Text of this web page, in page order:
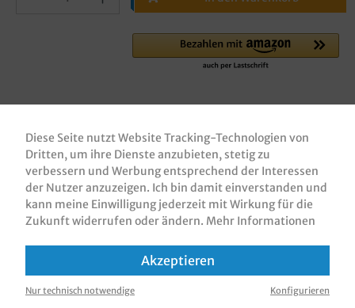
Beschreibung
Bäckerfaltenbeutel / Papierfaltenbeutel /
Bewertungen
Diese Seite nutzt Website Tracking-Technologien von
Dritten, um ihre Dienste anzubieten, stetig zu
verbessern und Werbung entsprechend der Interessen
der Nutzer anzuzeigen. Ich bin damit einverstanden und
kann meine Einwilligung jederzeit mit Wirkung für die
Zukunft widerrufen oder ändern. Mehr Informationen
Akzeptieren
Nur technisch notwendige Konfigurieren